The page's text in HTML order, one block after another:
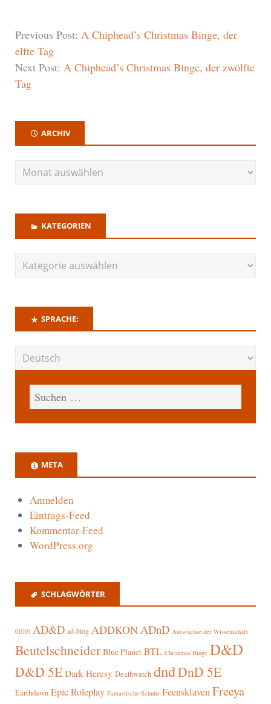
Previous Post: A Chiphead’s Christmas Binge, der
elfte Tag
Next Post: A Chiphead’s Christmas Binge, der zwölfte
Tag
ARCHIV
KATEGORIEN
SPRACHE:
META
Anmelden
Eintrags-Feed
Kommentar-Feed
WordPress.org
SCHLAGWÖRTER
01010 AD&D ad-blog ADDKONADnD Auswüchse der Wissenschaft
Beutelschneider Blue Planet BTL Christmas Binge D&D
D&D 5E Dark Heresy Deathwatch dndDnD 5E
Earthdawn Epic Roleplay Fantastische Schuhe FeensklavenFreeya